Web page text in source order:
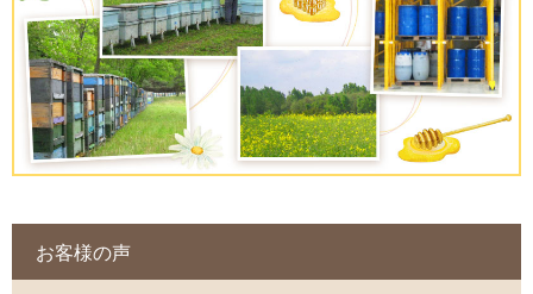
お客様の声